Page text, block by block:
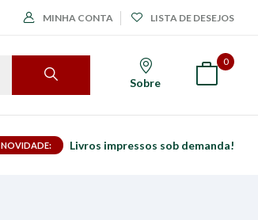
MINHA CONTA LISTA DE DESEJOS
Sobre
0
NOVIDADE: Livros impressos sob demanda!